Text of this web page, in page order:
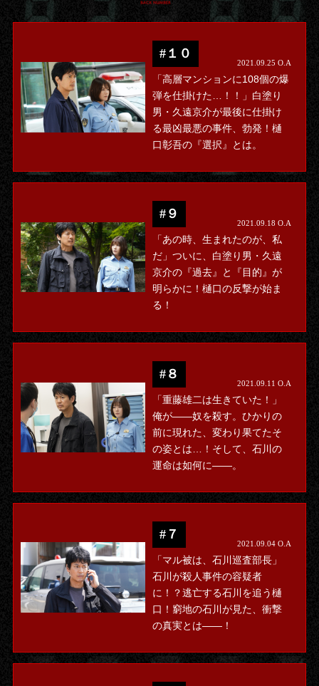
#１０
2021.09.25 O.A
「高層マンションに108個の爆
弾を仕掛けた…！！」白塗り
男・久遠京介が最後に仕掛け
る最凶最悪の事件、勃発！樋
口彰吾の『選択』とは。
#９
2021.09.18 O.A
「あの時、生まれたのが、私
だ」ついに、白塗り男・久遠
京介の『過去』と『目的』が
明らかに！樋口の反撃が始ま
る！
#８
2021.09.11 O.A
「重藤雄二は生きていた！」
俺が――奴を殺す。ひかりの
前に現れた、変わり果てたそ
の姿とは…！そして、石川の
運命は如何に――。
#７
2021.09.04 O.A
「マル被は、石川巡査部長」
石川が殺人事件の容疑者
に！？逃亡する石川を追う樋
口！窮地の石川が見た、衝撃
の真実とは――！